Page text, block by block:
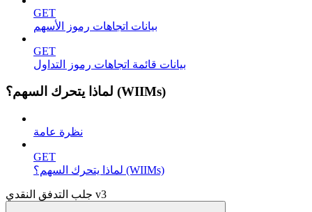
GET
بيانات اتجاهات رموز الأسهم
GET
بيانات قائمة اتجاهات رموز التداول
لماذا يتحرك السهم؟ (WIIMs)
نظرة عامة
GET
لماذا يتحرك السهم؟ (WIIMs)
جلب التدفق النقدي v3